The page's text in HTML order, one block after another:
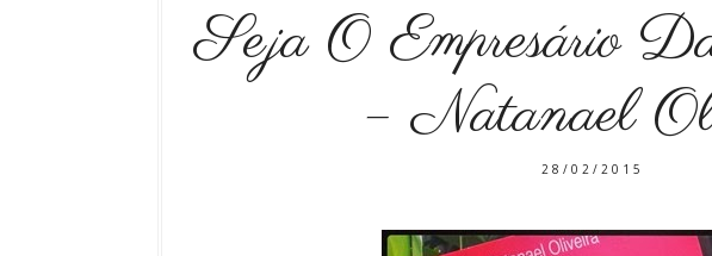
Seja O Empresário
– Natanael
28/02/2015